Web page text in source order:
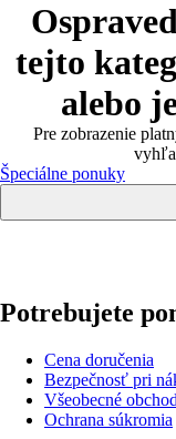
tejto
alebo
Pre zobrazenie
Špeciálne ponuky
Potrebujete
Cena doručenia
Bezpečnosť pri
Všeobecné
Ochrana súkromia